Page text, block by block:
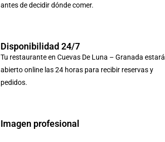
antes de decidir dónde comer.
Disponibilidad 24/7
Tu restaurante en Cuevas De Luna – Granada estará
abierto online las 24 horas para recibir reservas y
pedidos.
Imagen profesional